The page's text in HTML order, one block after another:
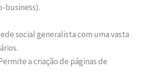
business).
social generalista com uma vasta
a criação de páginas de